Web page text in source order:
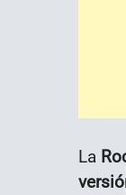
La